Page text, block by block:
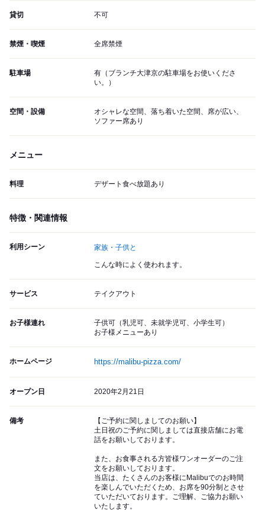
貸切 不可
禁煙・喫煙 全席禁煙
駐車場
有（ブランチ大津京の駐車場をお使いくださ
い。）
空間・設備
オシャレな空間、落ち着いた空間、席が広い、
ソファー席あり
メニュー
料理 デザート食べ放題あり
特徴・関連情報
利用シーン 家族・子供と
こんな時によく使われます。
サービス テイクアウト
お子様連れ
子供可（乳児可、未就学児可、小学生可）
お子様メニューあり
ホームページ https://malibu-pizza.com/
オープン日 2020年2月21日
備考
【ご予約に関しましてのお願い】
土日祝のご予約に関しましては直接店舗にお電
話をお願いしております。
また、お食事される方皆様ワンオーダーのご注
文をお願いしております。
当店は、たくさんのお客様にMalibuでのお時間
を楽しんでいただくため、お席を90分制とさせ
ていただいております。ご理解、ご協力お願い
いたします。